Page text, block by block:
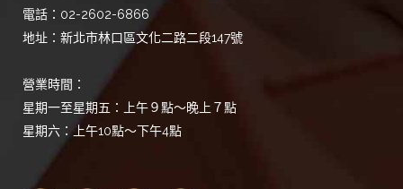
電話：02-2602-6866
地址：新北市林口區文化二路二段147號
營業時間：
星期一至星期五：上午９點～晚上７點
星期六：上午10點～下午4點